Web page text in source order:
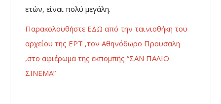
ετών, είναι πολύ μεγάλη.
Παρακολουθήστε ΕΔΩ από την ταινιοθήκη του
αρχείου της ΕΡΤ ,τον Αθηνόδωρο Προυσαλη
,στο αφιέρωμα της εκπομπής “ΣΑΝ ΠΑΛΙΟ
ΣΙΝΕΜΑ”